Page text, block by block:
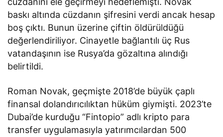
baskı altında cüzdanın şifresini verdi ancak hesap
boş çıktı. Bunun üzerine çiftin öldürüldüğü
değerlendiriliyor. Cinayetle bağlantılı üç Rus
vatandaşının ise Rusya’da gözaltına alındığı
belirtildi.
Roman Novak, geçmişte 2018’de büyük çaplı
finansal dolandırıcılıktan hüküm giymişti. 2023’te
Dubai’de kurduğu “Fintopio” adlı kripto para
transfer uygulamasıyla yatırımcılardan 500